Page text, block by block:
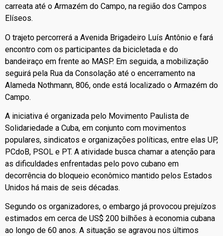
carreata até o Armazém do Campo, na região dos Campos
Elíseos.
O trajeto percorrerá a Avenida Brigadeiro Luís Antônio e fará
encontro com os participantes da bicicletada e do
bandeiraço em frente ao MASP. Em seguida, a mobilização
seguirá pela Rua da Consolação até o encerramento na
Alameda Nothmann, 806, onde está localizado o Armazém do
Campo.
A iniciativa é organizada pelo Movimento Paulista de
Solidariedade a Cuba, em conjunto com movimentos
populares, sindicatos e organizações políticas, entre elas UP,
PCdoB, PSOL e PT. A atividade busca chamar a atenção para
as dificuldades enfrentadas pelo povo cubano em
decorrência do bloqueio econômico mantido pelos Estados
Unidos há mais de seis décadas.
Segundo os organizadores, o embargo já provocou prejuízos
estimados em cerca de US$ 200 bilhões à economia cubana
ao longo de 60 anos. A situação se agravou nos últimos